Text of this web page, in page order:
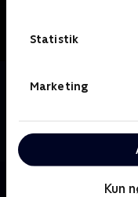
Statistik
Marketing
Kun
Om Få det sunget
Gennem musik
scener, tør humor